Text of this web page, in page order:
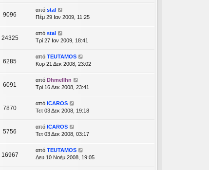
9096
από stal
Πέμ 29 Ιαν 2009, 11:25
24325
από stal
Τρί 27 Ιαν 2009, 18:41
6285
από TEUTAMOS
Κυρ 21 Δεκ 2008, 23:02
6091
από Dhmellhn
Τρί 16 Δεκ 2008, 23:41
7870
από ICAROS
Τετ 03 Δεκ 2008, 19:18
5756
από ICAROS
Τετ 03 Δεκ 2008, 03:17
16967
από TEUTAMOS
Δευ 10 Νοέμ 2008, 19:05